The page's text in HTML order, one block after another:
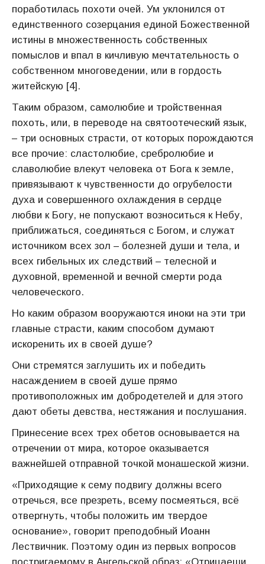
поработилась похоти очей. Ум уклонился от
единственного созерцания единой Божественной
истины в множественность собственных
помыслов и впал в кичливую мечтательность о
собственном многоведении, или в гордость
житейскую [4].
Таким образом, самолюбие и тройственная
похоть, или, в переводе на святоотеческий язык,
– три основных страсти, от которых порождаются
все прочие: сластолюбие, сребролюбие и
славолюбие влекут человека от Бога к земле,
привязывают к чувственности до огрубелости
духа и совершенного охлаждения в сердце
любви к Богу, не попускают возноситься к Небу,
приближаться, соединяться с Богом, и служат
источником всех зол – болезней души и тела, и
всех гибельных их следствий – телесной и
духовной, временной и вечной смерти рода
человеческого.
Но каким образом вооружаются иноки на эти три
главные страсти, каким способом думают
искоренить их в своей душе?
Они стремятся заглушить их и победить
насаждением в своей душе прямо
противоположных им добродетелей и для этого
дают обеты девства, нестяжания и послушания.
Принесение всех трех обетов основывается на
отречении от мира, которое оказывается
важнейшей отправной точкой монашеской жизни.
«Приходящие к сему подвигу должны всего
отречься, все презреть, всему посмеяться, всё
отвергнуть, чтобы положить им твердое
основание», говорит преподобный Иоанн
Лествичник. Поэтому один из первых вопросов